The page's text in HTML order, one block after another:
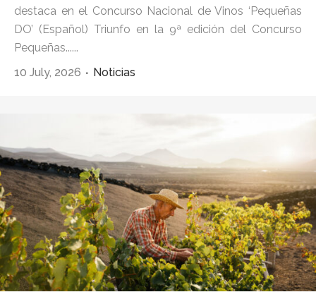
destaca en el Concurso Nacional de Vinos ‘Pequeñas
DO’ (Español) Triunfo en la 9ª edición del Concurso
Pequeñas......
10 July, 2026
Noticias